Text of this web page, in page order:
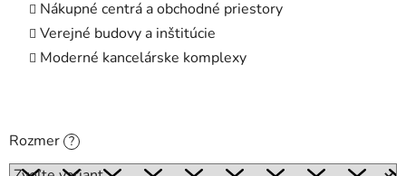
Nákupné centrá a obchodné priestory
Verejné budovy a inštitúcie
Moderné kancelárske komplexy
Rozmer ?